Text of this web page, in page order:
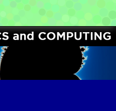
[Python for Kids and Parents]